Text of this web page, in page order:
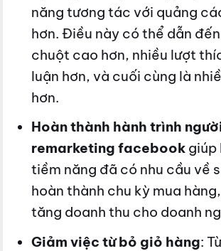
năng tương tác với quảng
hơn. Điều này có thể dẫn
chuột cao hơn, nhiều lượt
luận hơn, và cuối cùng là
hơn.
Hoàn thành hành trình
remarketing facebookgiúp
tiềm năng đã có nhu cầu về
hoàn thành chu kỳ mua
tăng doanh thu cho doanh
Giảm việc từ bỏ giỏ hàng: